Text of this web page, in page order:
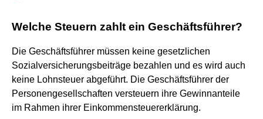
Welche Steuern zahlt ein Geschäftsführer?
Die Geschäftsführer müssen keine gesetzlichen
Sozialversicherungsbeiträge bezahlen und es wird auch
keine Lohnsteuer abgeführt. Die Geschäftsführer der
Personengesellschaften versteuern ihre Gewinnanteile
im Rahmen ihrer Einkommensteuererklärung.